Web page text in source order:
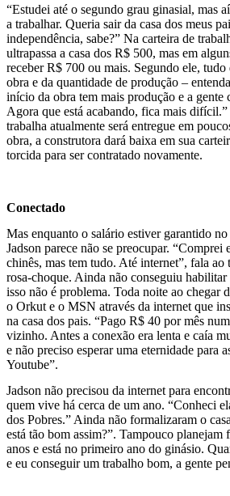
“Estudei até o segundo grau ginasial, mas
a trabalhar. Queria sair da casa dos meus
independência, sabe?” Na carteira de
ultrapassa a casa dos R$ 500, mas em
receber R$ 700 ou mais. Segundo ele,
obra e da quantidade de produção –
início da obra tem mais produção e a gente
Agora que está acabando, fica mais
trabalha atualmente será entregue em
obra, a construtora dará baixa em sua
torcida para ser contratado novamente.
Conectado
Mas enquanto o salário estiver garantido
Jadson parece não se preocupar. “Comprei
chinês, mas tem tudo. Até internet”, fala
rosa-choque. Ainda não conseguiu habilitar
isso não é problema. Toda noite ao chegar
o Orkut e o MSN através da internet que
na casa dos pais. “Pago R$ 40 por mês
vizinho. Antes a conexão era lenta e caía
e não preciso esperar uma eternidade para
Youtube”.
Jadson não precisou da internet para
quem vive há cerca de um ano. “Conheci
dos Pobres.” Ainda não formalizaram o
está tão bom assim?”. Tampouco planejam
anos e está no primeiro ano do ginásio.
e eu conseguir um trabalho bom, a gente